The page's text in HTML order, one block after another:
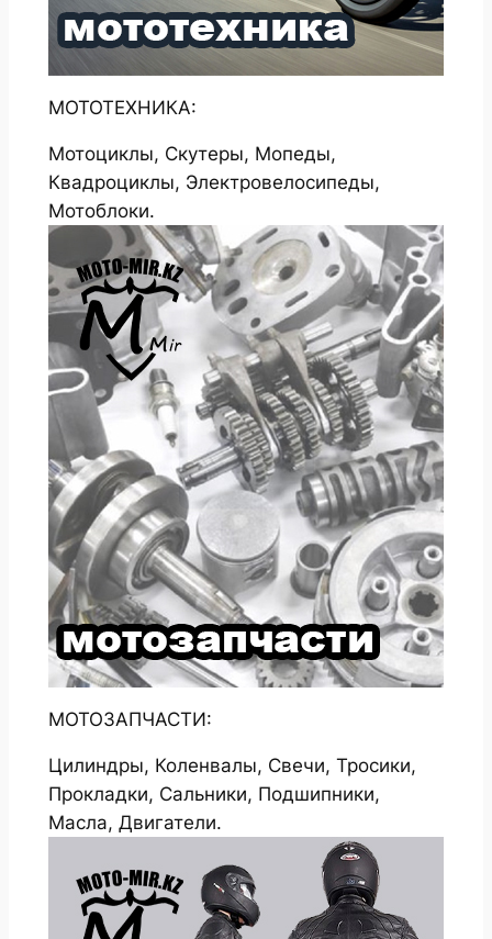
МОТОТЕХНИКА:
Мотоциклы, Скутеры, Мопеды,
Квадроциклы, Электровелосипеды,
Мотоблоки.
МОТОЗАПЧАСТИ:
Цилиндры, Коленвалы, Свечи, Тросики,
Прокладки, Сальники, Подшипники,
Масла, Двигатели.